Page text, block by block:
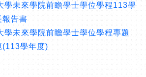
學未來學院前瞻學士學位學程113學
報告書
學未來學院前瞻學士學位學程專題
(113學年度)